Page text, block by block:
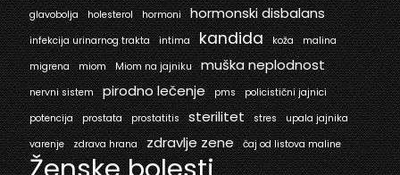
glavobolja
holesterol hormoni hormonski disbalans
infekcija urinarnog trakta intima kandida koža
malina
migrena
miom Miom na jajniku muška neplodnost
nervni sistem pirodno lečenje pms
policistični jajnici
potencija
prostata prostatitis sterilitet stres
upala jajnika
varenje
zdrava hrana zdravlje zene čaj od listova maline